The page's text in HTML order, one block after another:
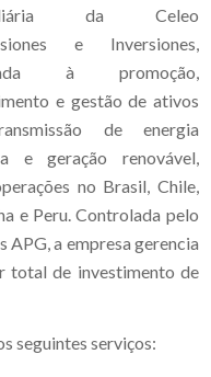
da Celeo
e Inversiones,
à promoção,
e gestão de ativos
de energia
e geração renovável,
no Brasil, Chile,
e Peru. Controlada pelo
APG, a empresa gerencia
total de investimento de
seguintes serviços: